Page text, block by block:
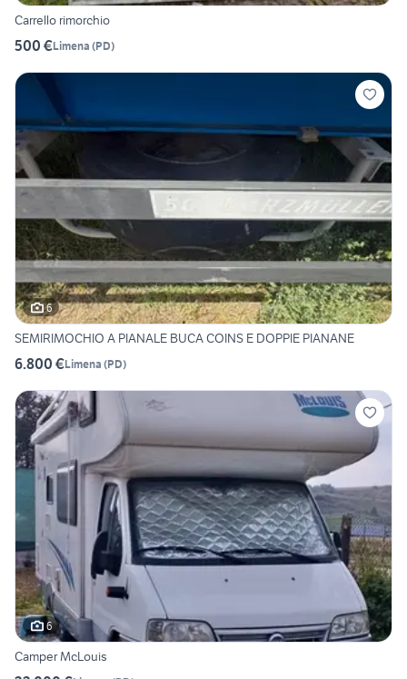
Carrello rimorchio
500 €Limena (PD)
6
SEMIRIMOCHIO A PIANALE BUCA COINS E DOPPIE PIANANE
6.800 €Limena (PD)
6
Camper McLouis